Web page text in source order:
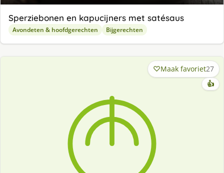
Sperziebonen en kapucijners met satésaus
Avondeten & hoofdgerechten Bijgerechten
Maak favoriet27
👍